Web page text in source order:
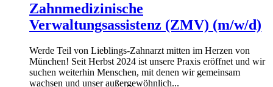
Zahnmedizinische
Verwaltungsassistenz (ZMV) (m/w/d)
Werde Teil von Lieblings-Zahnarzt mitten im Herzen von
München! Seit Herbst 2024 ist unsere Praxis eröffnet und wir
suchen weiterhin Menschen, mit denen wir gemeinsam
wachsen und unser außergewöhnlich...